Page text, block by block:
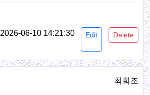
2026-06-10 14:21:30 Edit Delete
최희조